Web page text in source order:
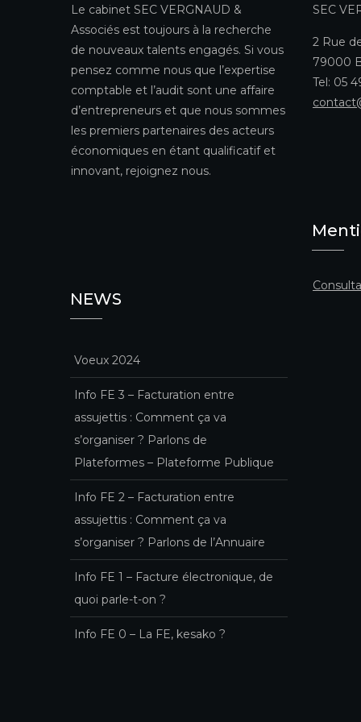
Le cabinet SEC VERGNAUD &
Associés est toujours à la recherche
de nouveaux talents engagés. Si vous
pensez comme nous que l’expertise
comptable et l’audit sont une affaire
d’entrepreneurs et que nous sommes
les premiers partenaires des acteurs
économiques en étant qualificatif et
innovant, rejoignez nous.
NEWS
Voeux 2024
Info FE 3 – Facturation entre
assujettis : Comment ça va
s’organiser ? Parlons de
Plateformes – Plateforme Publique
Info FE 2 – Facturation entre
assujettis : Comment ça va
s’organiser ? Parlons de l’Annuaire
Info FE 1 – Facture électronique, de
quoi parle-t-on ?
Info FE 0 – La FE, kesako ?
SEC
2 Rue
79000
Tel: 05